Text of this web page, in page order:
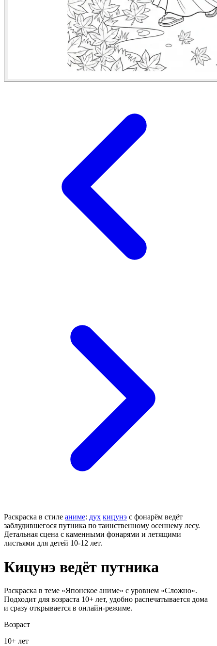
Раскраска в стиле аниме: дух кицунэ с фонарём ведёт
заблудившегося путника по таинственному осеннему лесу.
Детальная сцена с каменными фонарями и летящими
листьями для детей 10-12 лет.
Кицунэ ведёт путника
Раскраска в теме «Японское аниме» с уровнем «Сложно».
Подходит для возраста 10+ лет, удобно распечатывается дома
и сразу открывается в онлайн-режиме.
Возраст
10+ лет